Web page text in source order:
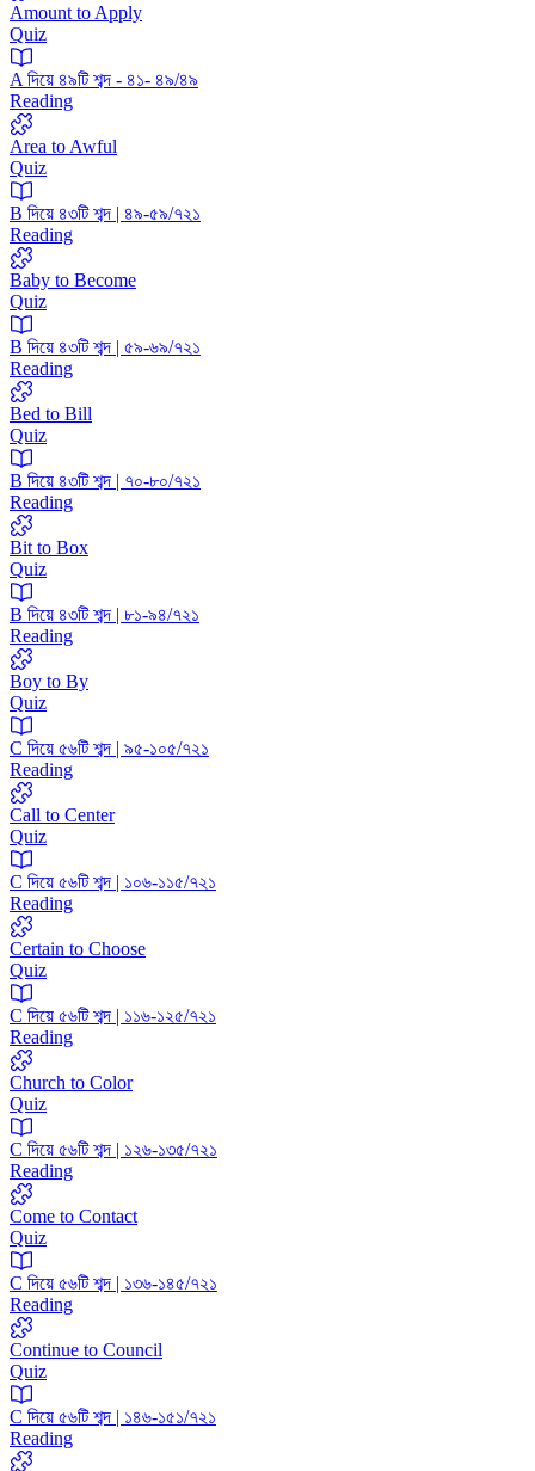
Amount to Apply
Quiz
A দিয়ে ৪৯টি শব্দ - ৪১- ৪৯/৪৯
Reading
Area to Awful
Quiz
B দিয়ে ৪৩টি শব্দ | ৪৯-৫৯/৭২১
Reading
Baby to Become
Quiz
B দিয়ে ৪৩টি শব্দ | ৫৯-৬৯/৭২১
Reading
Bed to Bill
Quiz
B দিয়ে ৪৩টি শব্দ | ৭০-৮০/৭২১
Reading
Bit to Box
Quiz
B দিয়ে ৪৩টি শব্দ | ৮১-৯৪/৭২১
Reading
Boy to By
Quiz
C দিয়ে ৫৬টি শব্দ | ৯৫-১০৫/৭২১
Reading
Call to Center
Quiz
C দিয়ে ৫৬টি শব্দ | ১০৬-১১৫/৭২১
Reading
Certain to Choose
Quiz
C দিয়ে ৫৬টি শব্দ | ১১৬-১২৫/৭২১
Reading
Church to Color
Quiz
C দিয়ে ৫৬টি শব্দ | ১২৬-১৩৫/৭২১
Reading
Come to Contact
Quiz
C দিয়ে ৫৬টি শব্দ | ১৩৬-১৪৫/৭২১
Reading
Continue to Council
Quiz
C দিয়ে ৫৬টি শব্দ | ১৪৬-১৫১/৭২১
Reading